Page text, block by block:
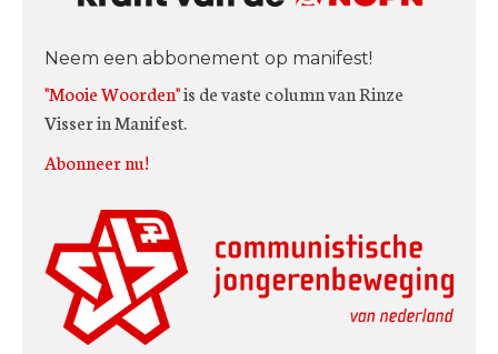
Neem een abbonement op manifest!
"Mooie Woorden"is de vaste column van Rinze
Visser in Manifest.
Abonneer nu!